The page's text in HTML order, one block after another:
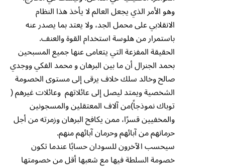
وهو الأمر الذي يجعل العالم لا يأخذ هذا النظام
الانقلابي على محمل الجد، ولا يعتد بما يصدر عنه
باستمرار من هلوسة استخدام القوة والعنف.
الحقيقة المفزعة التي يتعامى عنها جميع المسبحين
بحمد الجنرال أن ما بين البرهان و محمد الفكي ووجدي
صالح وخالد سلك خلاف يرقى إلى مستوى الخصومة
الشخصية ويمتد ليصل إلى عائلاتهم وعائلات غيرهم (
توباك نموذجاً)من آلاف المعتقلين والمسجونين
والمخفيين قسرًا، ممن يكافح البرهان وزمرته من أجل
حرمانهم من آبائهم وحرمان آبائهم منهم.
سيحسب الآخرون للسودان حسابًا عندما تكون
خصومة السلطة فيها مع شعبها أقل من خصومتها